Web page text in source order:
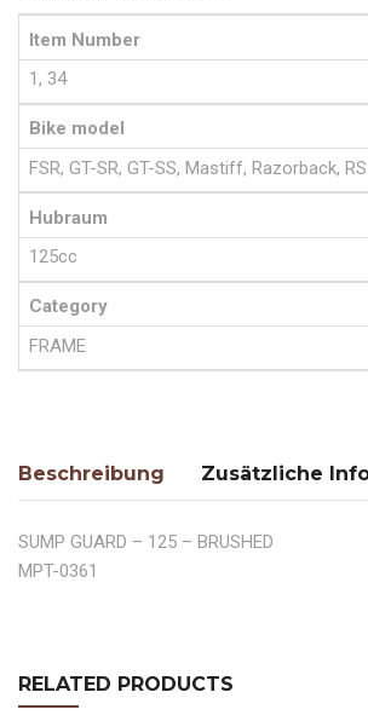
Item Number
1, 34
Bike model
FSR, GT-SR, GT-SS, Mastiff, Razorback,
Hubraum
125cc
Category
FRAME
Beschreibung Zusätzliche
SUMP GUARD – 125 – BRUSHED
MPT-0361
RELATED PRODUCTS